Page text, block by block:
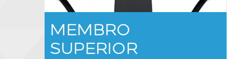
MEMBRO
SUPERIOR